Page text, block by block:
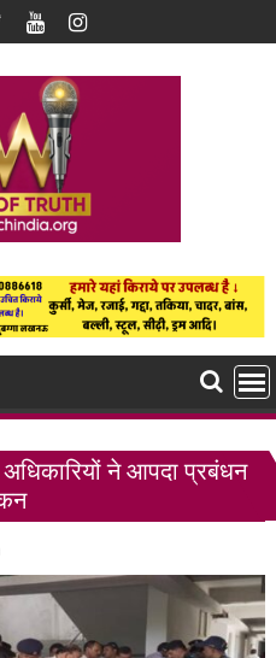
ने आपदा प्रबंधन